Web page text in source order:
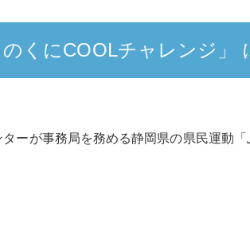
くにCOOLチャレンジ」
ーが事務局を務める静岡県の県民運動